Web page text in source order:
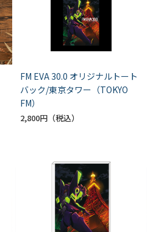
FM EVA 30.0 オリジナルトート
バック/東京タワー（TOKYO
FM）
2,800円